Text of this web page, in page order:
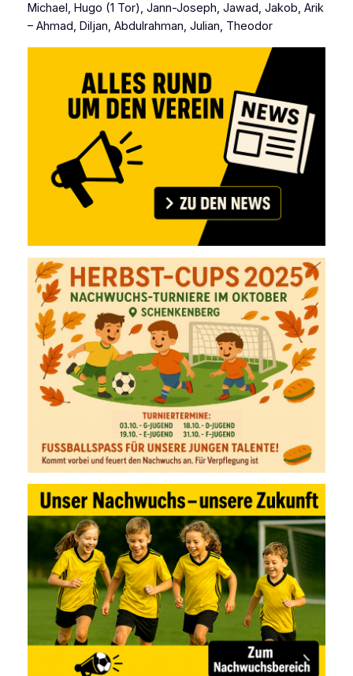
Michael, Hugo (1 Tor), Jann-Joseph, Jawad, Jakob, Arik
– Ahmad, Diljan, Abdulrahman, Julian, Theodor